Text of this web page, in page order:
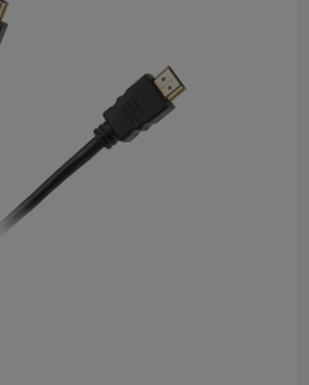
do koszyka